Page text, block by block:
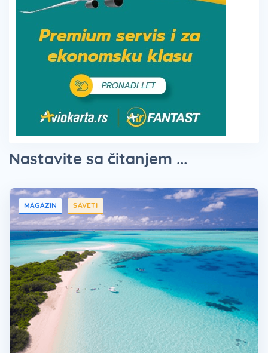
Nastavite sa čitanjem ...
MAGAZIN SAVETI